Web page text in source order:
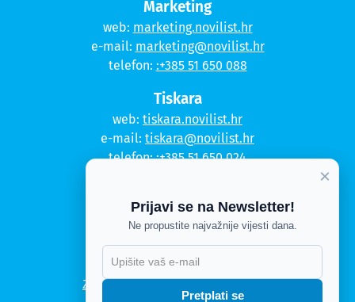
Marketing
web: marketing.novilist.hr
e-mail: marketing@novilist.hr
telefon: :+385 51 650 088
Tiskara
web: tiskara.novilist.hr
e-mail: tiskara@novilist.hr
telefon::+385 51 650 024
Kontakt
Politika privatnosti
Politika kolačića
Zahtjev za pristup informacijama
×
Prijavi se na Newsletter!
Ne propustite najvažnije vijesti dana.
Pretplati se